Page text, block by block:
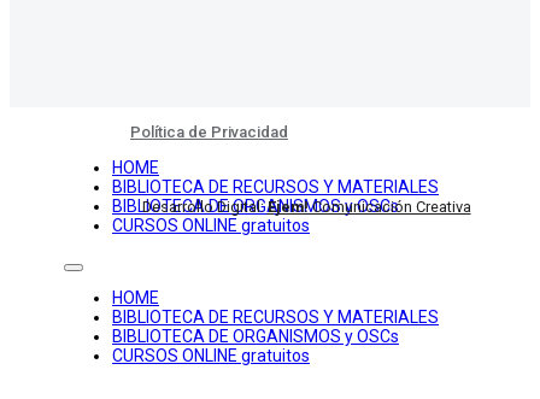
Política de Privacidad
HOME
BIBLIOTECA DE RECURSOS Y MATERIALES
BIBLIOTECA DE ORGANISMOS y OSCs
CURSOS ONLINE gratuitos
HOME
BIBLIOTECA DE RECURSOS Y MATERIALES
BIBLIOTECA DE ORGANISMOS y OSCs
CURSOS ONLINE gratuitos
Desarrollo Digital:Ejem!Comunicación Creativa